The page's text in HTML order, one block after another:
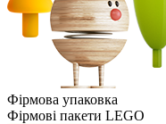
Фірмова упаковка
Фірмові пакети LEGO